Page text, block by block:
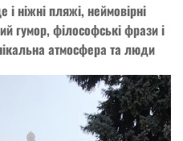
ніжні пляжі, неймовірні
гумор, філософські фрази і
атмосфера та люди